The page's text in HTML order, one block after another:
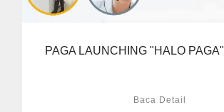
PAGA LAUNCHING "HALO PAGA"
Baca Detail